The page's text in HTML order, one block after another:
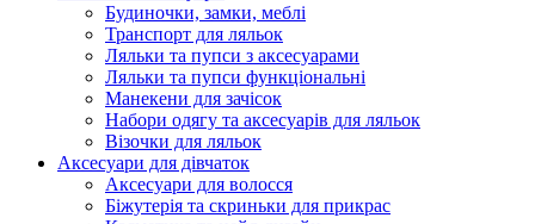
Будиночки, замки, меблі
Транспорт для ляльок
Ляльки та пупси з аксесуарами
Ляльки та пупси функціональні
Манекени для зачісок
Набори одягу та аксесуарів для ляльок
Візочки для ляльок
Аксесуари для дівчаток
Аксесуари для волосся
Біжутерія та скриньки для прикрас